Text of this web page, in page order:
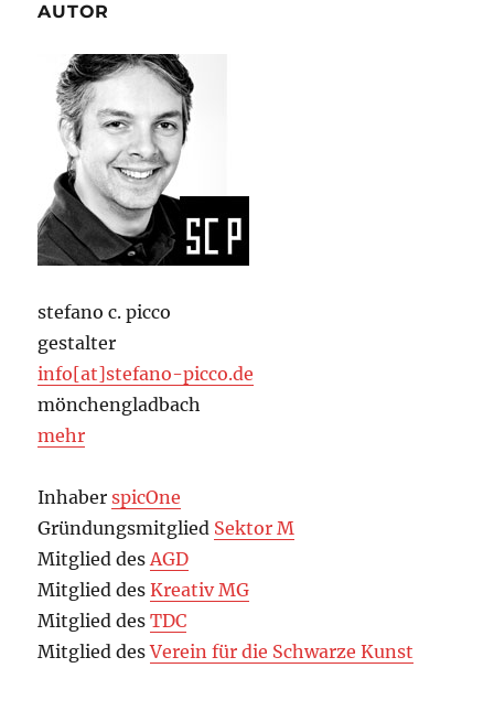
AUTOR
stefano c. picco
gestalter
info[at]stefano-picco.de
mönchengladbach
mehr
InhaberspicOne
Gründungsmitglied Sektor M
Mitglied desAGD
Mitglied desKreativ MG
Mitglied desTDC
Mitglied desVerein für die Schwarze Kunst